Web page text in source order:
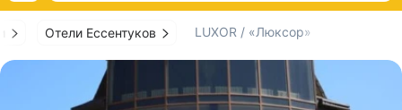
Отели Ессентуков LUXOR / «Люксор»